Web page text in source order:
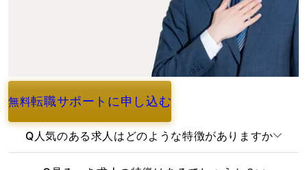
無料転職サポートに申し込む
よくあるご質問
Q 人気のある求人はどのような特徴がありますか